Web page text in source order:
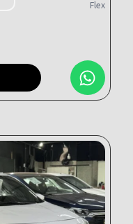
Flex